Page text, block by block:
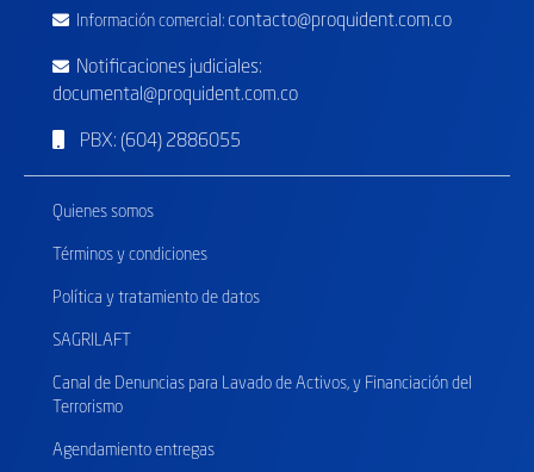
Información comercial: contacto@proquident.com.co
Notificaciones judiciales:
documental@proquident.com.co
PBX: (604) 2886055
Quienes somos
Términos y condiciones
Política y tratamiento de datos
SAGRILAFT
Canal de Denuncias para Lavado de Activos, y Financiación del
Terrorismo
Agendamiento entregas